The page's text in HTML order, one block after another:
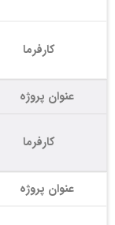
کارفرما
عنوان پروژه
کارفرما
عنوان پروژه